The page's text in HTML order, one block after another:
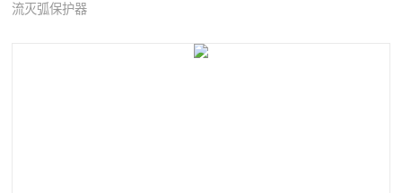
流灭弧保护器